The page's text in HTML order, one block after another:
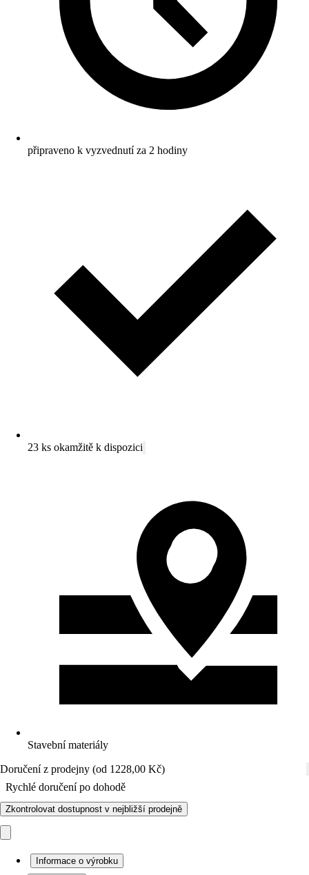
připraveno k vyzvednutí za 2 hodiny
23 ks okamžitě k dispozici
Stavební materiály
Doručení z prodejny (od 1228,00 Kč)
Rychlé doručení po dohodě
Zkontrolovat dostupnost v nejbližší prodejně
Informace o výrobku